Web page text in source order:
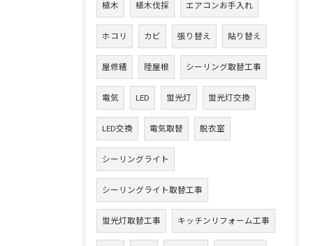
植木 植木伐採 エアコンお手入れ
ホコリ カビ 張り替え 貼り替え
屋修繕 陸屋根 シーリング取替工事
電気 LED 蛍光灯 蛍光灯交換
LED交換 電気取替 脱衣室
シーリングライト
シーリングライト取替工事
蛍光灯取替工事 キッチンリフォーム工事